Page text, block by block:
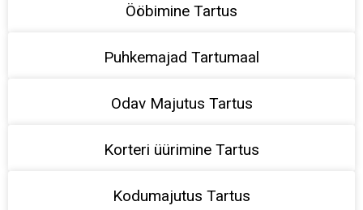
Ööbimine Tartus
Puhkemajad Tartumaal
Odav Majutus Tartus
Korteri üürimine Tartus
Kodumajutus Tartus